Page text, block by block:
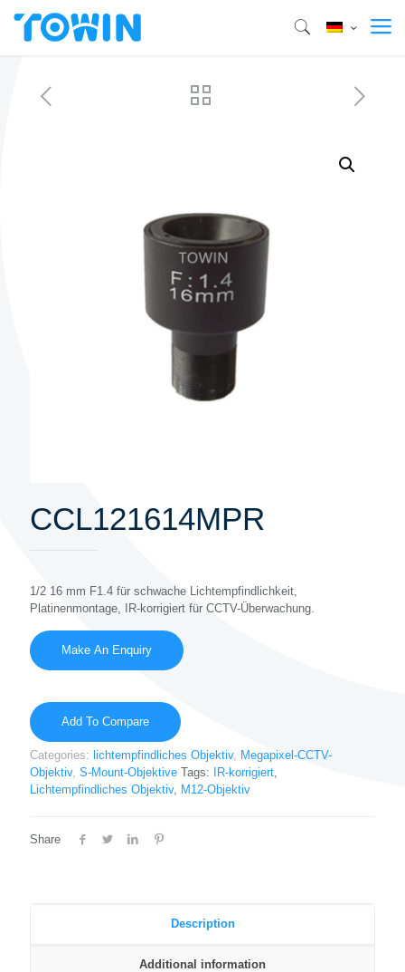
CCL121614MPR
1/2 16 mm F1.4 für schwache Lichtempfindlichkeit,
Platinenmontage, IR-korrigiert für CCTV-Überwachung.
Add To Compare
Categories: lichtempfindliches Objektiv, Megapixel-CCTV-
Objektiv, S-Mount-Objektive Tags: IR-korrigiert,
Lichtempfindliches Objektiv, M12-Objektiv
Share
Description
Additional information